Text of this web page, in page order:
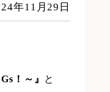
年11月29日
！～』 と